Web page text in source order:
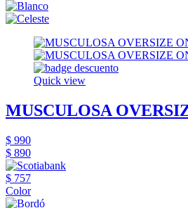
Quick view
MUSCULOSA
$ 990
$ 890
$ 757
Color